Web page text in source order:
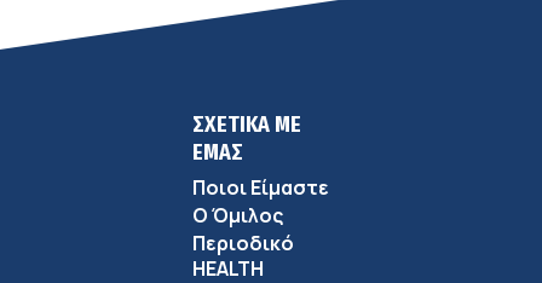
ΣΧΕΤΙΚΑ ΜΕ
ΕΜΑΣ
Ποιοι Είμαστε
Ο Όμιλος
Περιοδικό
HEALTH